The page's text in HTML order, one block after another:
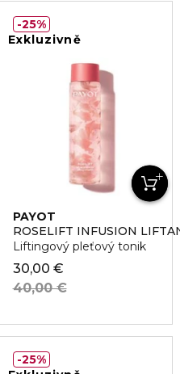
ADAPTOGÈNE
Exkluzivně
PAYOT
ROSELIFT INFUSION
Liftingový pleťový tonik
30,00 €
40,00 €
25%
25%